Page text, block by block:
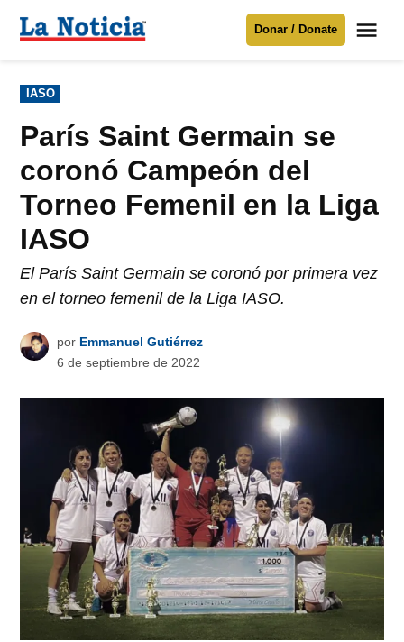
Para mantenerte informado necesitamos
Donar
contenido
Noticia
Donar / Donate
Publicado
en
IASO
París Saint Germain se
coronó Campeón del
Torneo Femenil en la Liga
IASO
El París Saint Germain se coronó por primera vez
en el torneo femenil de la Liga IASO.
por Emmanuel Gutiérrez
6 de septiembre de 2022